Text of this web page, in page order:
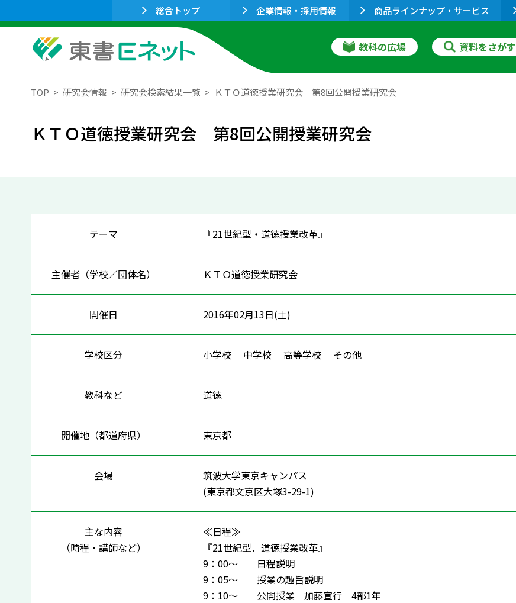
総合トップ 企業情報・採用情報 商品ラインナップ・サービス
教科の広場 資料をさがす
TOP 研究会情報 研究会検索結果一覧 ＫＴＯ道徳授業研究会 第8回公開授業研究会
ＫＴＯ道徳授業研究会 第8回公開授業研究会
テーマ 『21世紀型・道徳授業改革』
主催者（学校／団体名） ＫＴＯ道徳授業研究会
開催日 2016年02月13日(土)
学校区分 小学校 中学校 高等学校 その他
教科など 道徳
開催地（都道府県） 東京都
会場
筑波大学東京キャンパス
(東京都文京区大塚3-29-1)
主な内容
（時程・講師など）
≪日程≫
『21世紀型．道徳授業改革』
9：00～ 日程説明
9：05～ 授業の趣旨説明
9：10～ 公開授業 加藤宣行 4部1年